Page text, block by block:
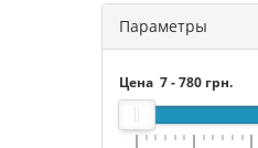
Параметры
Цена 7-780 грн.